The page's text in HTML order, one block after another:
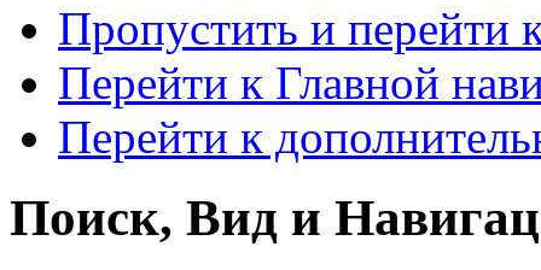
Пропустить и перейти
Перейти к Главной
Перейти к
Поиск, Вид и